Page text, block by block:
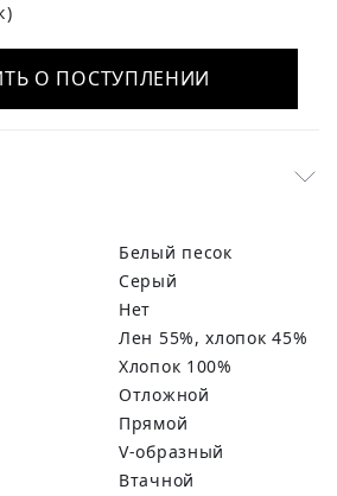
О ПОСТУПЛЕНИИ
Белый песок
серый
Нет
лен 55%, хлопок 45%
Хлопок 100%
Отложной
Прямой
V-образный
Втачной